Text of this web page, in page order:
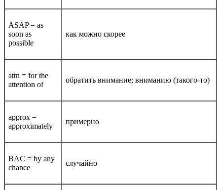
ASAP = as
soon as
possible
как можно скорее
attn = for the
attention of
обратить внимание; вниманию (такого-то)
approx =
approximately
примерно
BAC = by any
chance
случайно